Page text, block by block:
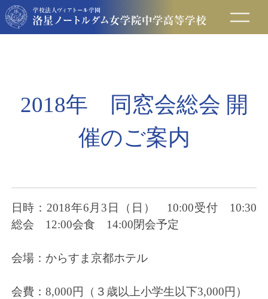
保護者の方へ
卒業生の方へ
アクセス
資料請求
2018年 同窓会総会 開
催のご案内
日時：2018年6月3日（日） 10:00受付 10:30
総会 12:00会食 14:00閉会予定
会場：からすま京都ホテル
会費：8,000円（３歳以上小学生以下3,000円）